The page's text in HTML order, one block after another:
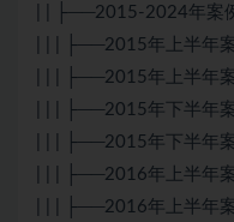
| | ├──2015-2024年案
| | | ├──2015年上半年
| | | ├──2015年上半年
| | | ├──2015年下半年
| | | ├──2015年下半年
| | | ├──2016年上半年
| | | ├──2016年上半年